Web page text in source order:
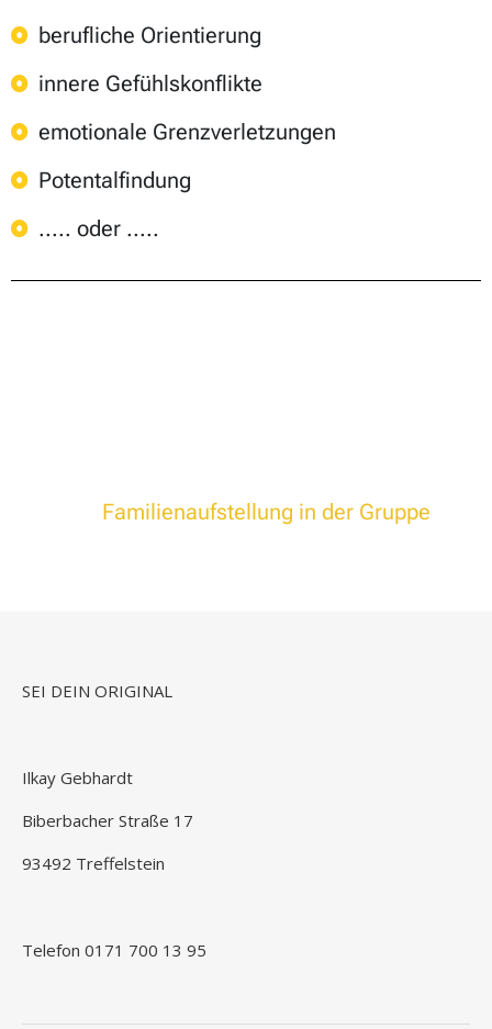
berufliche Orientierung
innere Gefühlskonflikte
emotionale Grenzverletzungen
Potentalfindung
..... oder .....
Familienaufstellung in der Gruppe
SEI DEIN ORIGINAL
Ilkay Gebhardt
Biberbacher Straße 17
93492 Treffelstein
Telefon 0171 700 13 95